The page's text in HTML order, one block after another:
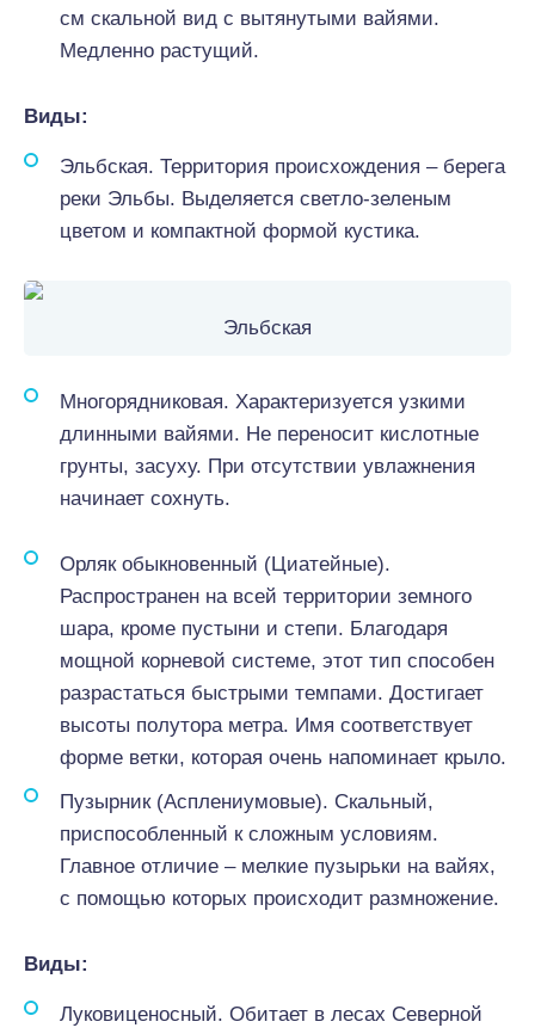
см скальной вид с вытянутыми вайями.
Медленно растущий.
Виды:
Эльбская. Территория происхождения – берега
реки Эльбы. Выделяется светло-зеленым
цветом и компактной формой кустика.
Эльбская
Многорядниковая. Характеризуется узкими
длинными вайями. Не переносит кислотные
грунты, засуху. При отсутствии увлажнения
начинает сохнуть.
Орляк обыкновенный (Циатейные).
Распространен на всей территории земного
шара, кроме пустыни и степи. Благодаря
мощной корневой системе, этот тип способен
разрастаться быстрыми темпами. Достигает
высоты полутора метра. Имя соответствует
форме ветки, которая очень напоминает крыло.
Пузырник (Асплениумовые). Скальный,
приспособленный к сложным условиям.
Главное отличие – мелкие пузырьки на вайях,
с помощью которых происходит размножение.
Виды:
Луковиценосный. Обитает в лесах Северной